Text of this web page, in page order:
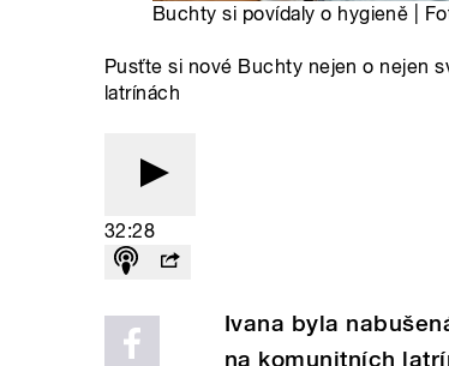
Buchty si povídaly o hygieně |
Pusťte si nové Buchty nejen o nejen
latrínách
32:28
Ivana byla
na komunitních